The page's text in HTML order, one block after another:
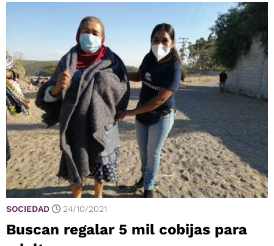
SOCIEDAD 24/10/2021
Buscan regalar 5 mil cobijas para